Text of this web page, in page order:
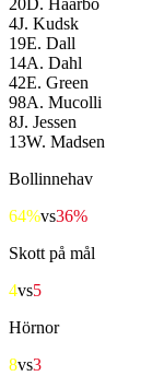
20D. Haarbo
4J. Kudsk
19E. Dall
14A. Dahl
42E. Green
98A. Mucolli
8J. Jessen
13W. Madsen
Bollinnehav
64%vs36%
Skott på mål
4vs5
Hörnor
8vs3